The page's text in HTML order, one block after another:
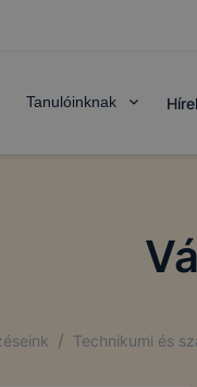
Tanulóinknak
/ Technikumi és